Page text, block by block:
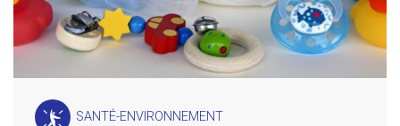
SANTÉ-ENVIRONNEMENT